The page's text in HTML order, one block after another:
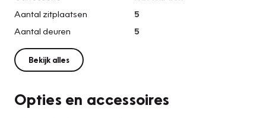
Aantal zitplaatsen
5
Aantal deuren
5
Bekijk alles
Opties en accessoires